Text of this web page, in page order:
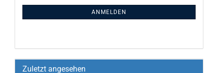
ANMELDEN
Zuletzt angesehen